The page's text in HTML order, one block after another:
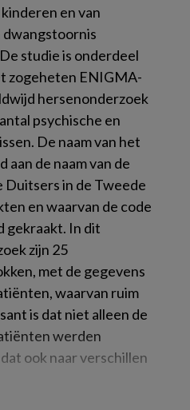
en van
dwangstoornis
studie is onderdeel
zogeheten ENIGMA-
hersenonderzoek
psychische en
De naam van het
aan de naam van de
Duitsers in de Tweede
en waarvan de code
gekraakt. In dit
zijn 25
met de gegevens
waarvan ruim
is dat niet alleen de
werden
ook naar verschillen